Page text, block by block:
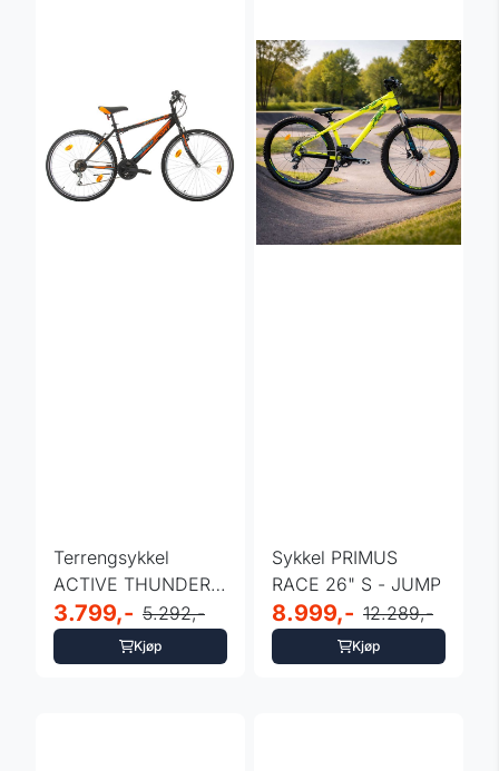
Terrengsykkel
ACTIVE THUNDER
26" XL
3.799,- 5.292,-
Kjøp
Sykkel PRIMUS
RACE 26" S - JUMP
8.999,- 12.289,-
Kjøp